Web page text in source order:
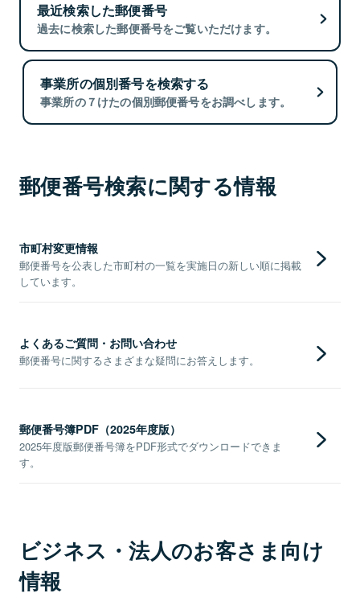
最近検索した郵便番号
過去に検索した郵便番号をご覧いただけます。
事業所の個別番号を検索する
事業所の７けたの個別郵便番号をお調べします。
郵便番号検索に関する情報
市町村変更情報
郵便番号を公表した市町村の一覧を実施日の新しい順に掲載
しています。
よくあるご質問・お問い合わせ
郵便番号に関するさまざまな疑問にお答えします。
郵便番号簿PDF（2025年度版）
2025年度版郵便番号簿をPDF形式でダウンロードできま
す。
ビジネス・法人のお客さま向け
情報